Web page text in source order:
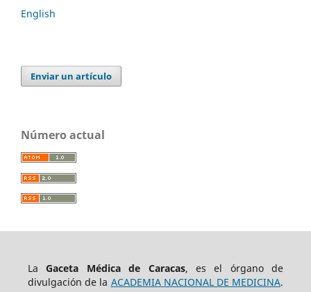
English
Enviar un artículo
Número actual
LaGaceta Médica de Caracas, es el órgano de
divulgación de la ACADEMIA NACIONAL DE MEDICINA.